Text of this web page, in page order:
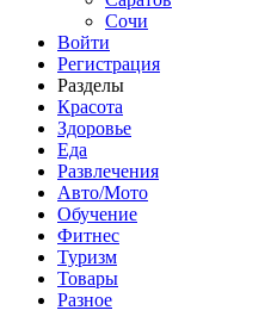
Сочи
Войти
Регистрация
Разделы
Красота
Здоровье
Еда
Развлечения
Авто/Мото
Обучение
Фитнес
Туризм
Товары
Разное